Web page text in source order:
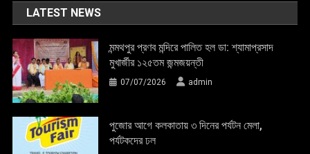
LATEST NEWS
মন্মথপুর প্রণব মন্দিরে পালিত হল ডা: শ্যামাপ্রসাদ
মুখার্জীর ১২৫তম জন্মজয়ন্তী
07/07/2026 admin
পুজোর আগে কলকাতায় ৩ দিনের পর্যটন মেলা,
পর্যটকদের ঢল